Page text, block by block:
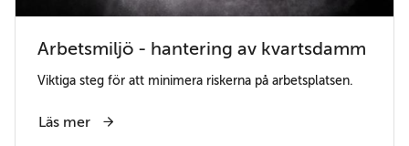
Arbetsmiljö - hantering av kvartsdamm
Viktiga steg för att minimera riskerna på arbetsplatsen.
Läs mer